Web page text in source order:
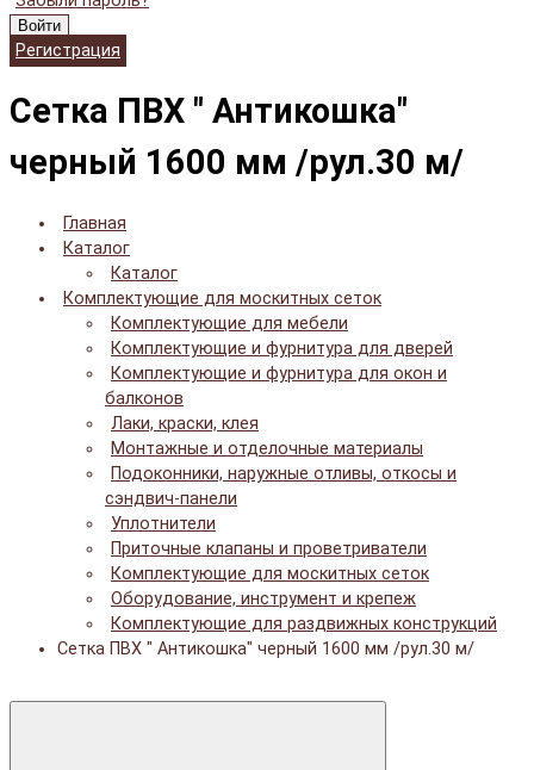
Войти
Регистрация
Сетка ПВХ " Антикошка"
черный 1600 мм /рул.30 м/
Главная
Каталог
Каталог
Комплектующие для москитных сеток
Комплектующие для мебели
Комплектующие и фурнитура для дверей
Комплектующие и фурнитура для окон и
балконов
Лаки, краски, клея
Монтажные и отделочные материалы
Подоконники, наружные отливы, откосы и
сэндвич-панели
Уплотнители
Приточные клапаны и проветриватели
Комплектующие для москитных сеток
Оборудование, инструмент и крепеж
Комплектующие для раздвижных конструкций
Сетка ПВХ " Антикошка" черный 1600 мм /рул.30 м/